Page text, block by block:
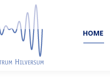
HOME
HOME